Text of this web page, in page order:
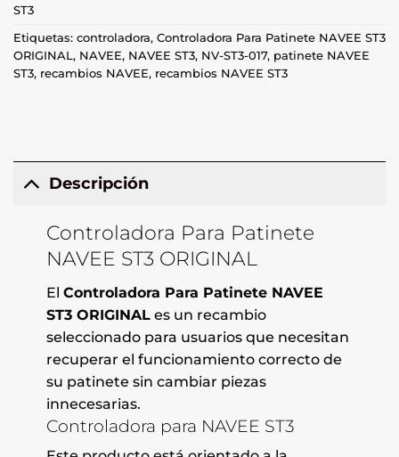
ST3
Etiquetas: controladora, Controladora Para Patinete NAVEE ST3
ORIGINAL, NAVEE, NAVEE ST3, NV-ST3-017, patinete NAVEE
ST3, recambios NAVEE, recambios NAVEE ST3
Descripción
Controladora Para Patinete
NAVEE ST3 ORIGINAL
El Controladora Para Patinete NAVEE
ST3 ORIGINALes un recambio
seleccionado para usuarios que necesitan
recuperar el funcionamiento correcto de
su patinete sin cambiar piezas
innecesarias.
Controladora para NAVEE ST3